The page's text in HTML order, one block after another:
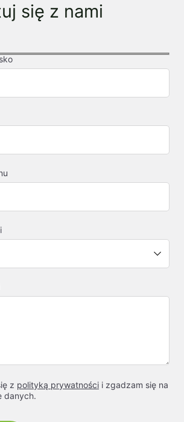
się z nami
z polityką prywatności i zgadzam się na
danych.